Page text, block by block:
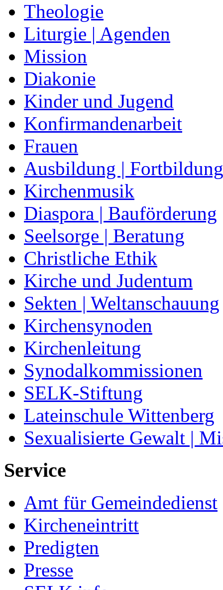
Theologie
Liturgie | Agenden
Mission
Diakonie
Kinder und Jugend
Konfirmandenarbeit
Frauen
Ausbildung | Fortbildung
Kirchenmusik
Diaspora | Bauförderung
Seelsorge | Beratung
Christliche Ethik
Kirche und Judentum
Sekten | Weltanschauung
Kirchensynoden
Kirchenleitung
Synodalkommissionen
SELK-Stiftung
Lateinschule Wittenberg
Sexualisierte Gewalt |
Service
Amt für Gemeindedienst
Kircheneintritt
Predigten
Presse